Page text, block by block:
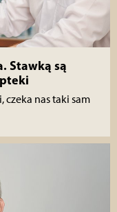
Stawką są
czeka nas taki sam